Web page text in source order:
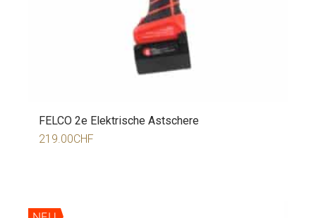
FELCO 2e Elektrische Astschere
219.00CHF